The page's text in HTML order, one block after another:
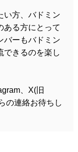
い方、バドミン
ある方にとって
バーもバドミン
できるのを楽し
、X(旧
の連絡お待ちし